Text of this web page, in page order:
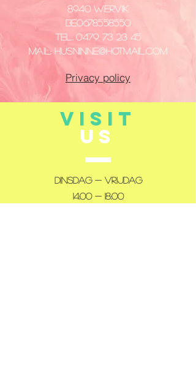
8940 Wervik
​BE0678558550
Tel.0479 73 23 45
Mail: husninne@hotmail.com
Privacy policy
VISIT
US
Dinsdag - Vrijdag
14:00 - 18:00